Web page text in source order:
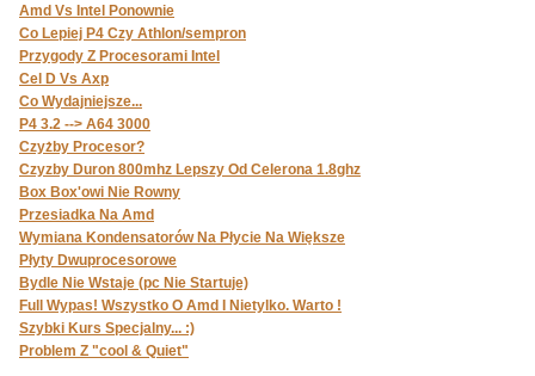
Amd Vs Intel Ponownie
Co Lepiej P4 Czy Athlon/sempron
Przygody Z Procesorami Intel
Cel D Vs Axp
Co Wydajniejsze...
P4 3.2 --> A64 3000
Czyżby Procesor?
Czyzby Duron 800mhz Lepszy Od Celerona 1.8ghz
Box Box'owi Nie Rowny
Przesiadka Na Amd
Wymiana Kondensatorów Na Płycie Na Większe
Płyty Dwuprocesorowe
Bydle Nie Wstaje (pc Nie Startuje)
Full Wypas! Wszystko O Amd I Nietylko. Warto !
Szybki Kurs Specjalny... :)
Problem Z "cool & Quiet"